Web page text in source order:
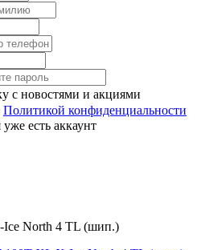
с новостями и акциями
Политикой конфиденциальности
есть аккаунт
Ice North 4 TL (шип.)